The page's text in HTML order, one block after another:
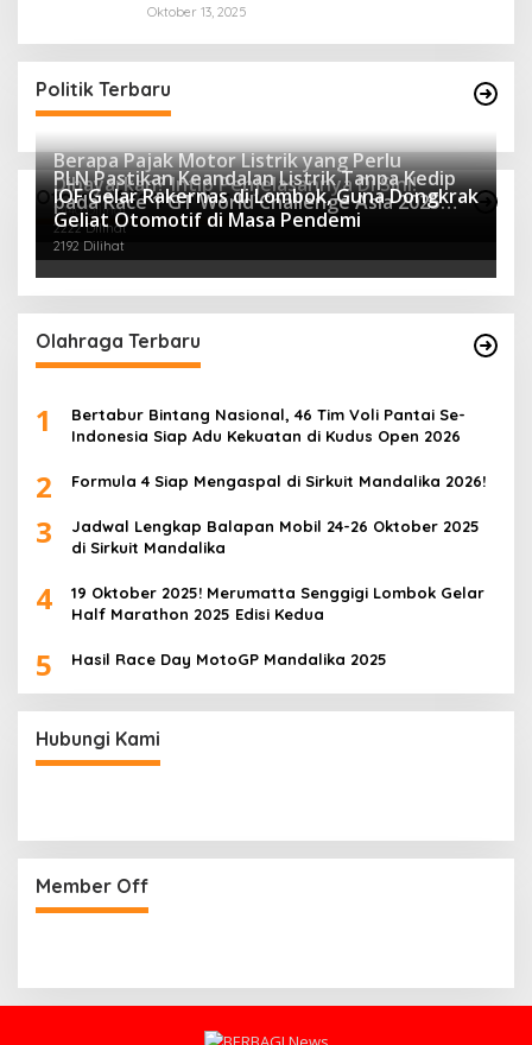
Oktober 13, 2025
Politik Terbaru
Otomotif Terpopuler
Berapa Pajak Motor Listrik yang Perlu
Dibayarkan? Intip Penjelasannya Di Sini!
2440 Dilihat
PLN Pastikan Keandalan Listrik Tanpa Kedip
pada Race 1 GT World Challenge Asia 2025
Mandalika
2222 Dilihat
IOF Gelar Rakernas di Lombok, Guna Dongkrak
Geliat Otomotif di Masa Pendemi
2192 Dilihat
Olahraga Terbaru
1
Bertabur Bintang Nasional, 46 Tim Voli Pantai Se-
Indonesia Siap Adu Kekuatan di Kudus Open 2026
2 Formula 4 Siap Mengaspal di Sirkuit Mandalika 2026!
3
Jadwal Lengkap Balapan Mobil 24-26 Oktober 2025
di Sirkuit Mandalika
4
19 Oktober 2025! Merumatta Senggigi Lombok Gelar
Half Marathon 2025 Edisi Kedua
5 Hasil Race Day MotoGP Mandalika 2025
Hubungi Kami
Member Off